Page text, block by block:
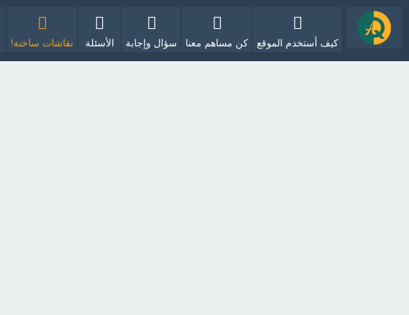
كيف أستخدم الموقع كن مساهم معنا سؤال وإجابة الأسئلة نقاشات ساخنة!